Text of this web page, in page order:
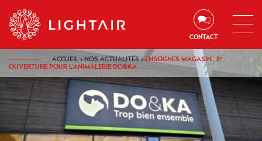
Aller au contenu Aller à la recherche
CONTACT
ACCUEIL› NOS ACTUALITÉS›ENSEIGNES MAGASIN : 8ᵉ
OUVERTURE POUR L’ANIMALERIE DO&KA